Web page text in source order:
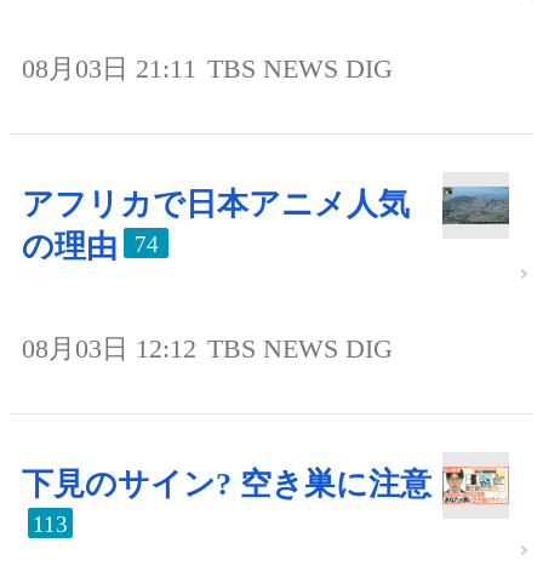
08月03日 21:11 TBS NEWS DIG
アフリカで日本アニメ人気
の理由
74
08月03日 12:12 TBS NEWS DIG
下見のサイン? 空き巣に注意
113